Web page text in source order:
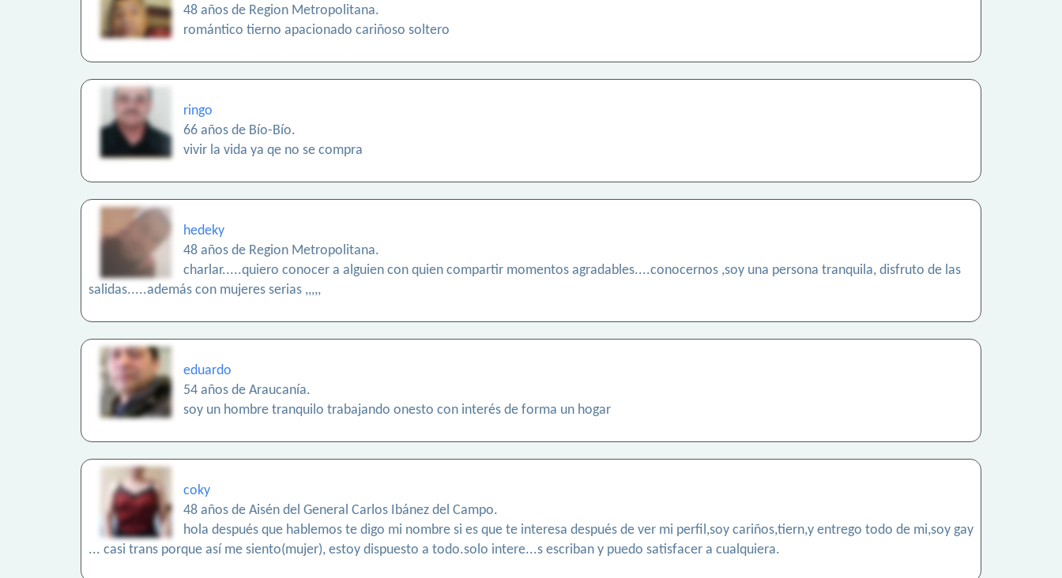
48 años de Region Metropolitana.
romántico tierno apacionado cariñoso soltero
ringo
66 años de Bío-Bío.
vivir la vida ya qe no se compra
hedeky
48 años de Region Metropolitana.
charlar.....quiero conocer a alguien con quien compartir momentos agradables....conocernos ,soy una persona tranquila, disfruto de las
salidas.....además con mujeres serias ,,,,,
eduardo
54 años de Araucanía.
soy un hombre tranquilo trabajando onesto con interés de forma un hogar
coky
48 años de Aisén del General Carlos Ibánez del Campo.
hola después que hablemos te digo mi nombre si es que te interesa después de ver mi perfil,soy cariños,tiern,y entrego todo de mi,soy gay
... casi trans porque así me siento(mujer), estoy dispuesto a todo.solo intere...s escriban y puedo satisfacer a cualquiera.